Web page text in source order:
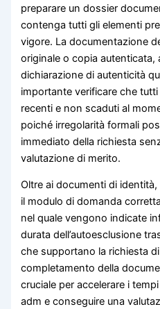
preparare un dossier
contenga tutti gli elementi
vigore. La documentazione
originale o copia autenticata,
dichiarazione di autenticità
importante verificare che
recenti e non scaduti al
poiché irregolarità formali
immediato della richiesta
valutazione di merito.
Oltre ai documenti di
il modulo di domanda
nel quale vengono indicate
durata dell’autoesclusione
che supportano la richiesta
completamento della
cruciale per accelerare i
adm e conseguire una